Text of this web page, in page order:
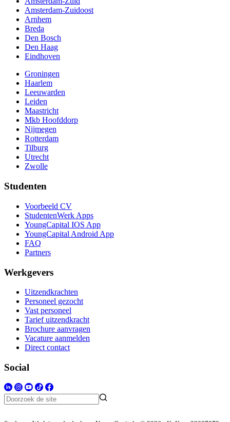
Amsterdam-Zuidoost
Arnhem
Breda
Den Bosch
Den Haag
Eindhoven
Groningen
Haarlem
Leeuwarden
Leiden
Maastricht
Mkb Hoofddorp
Nijmegen
Rotterdam
Tilburg
Utrecht
Zwolle
Studenten
Voorbeeld CV
StudentenWerk Apps
YoungCapital IOS App
YoungCapital Android App
FAQ
Partners
Werkgevers
Uitzendkrachten
Personeel gezocht
Vast personeel
Tarief uitzendkracht
Brochure aanvragen
Vacature aanmelden
Direct contact
Social